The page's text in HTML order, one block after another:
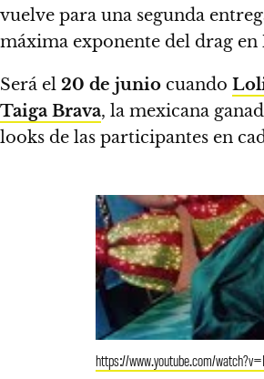
vuelve para una segunda
máxima exponente del drag en
Será el 20 de junio cuando
Taiga Brava, la mexicana
looks de las participantes en
https://www.youtube.com/